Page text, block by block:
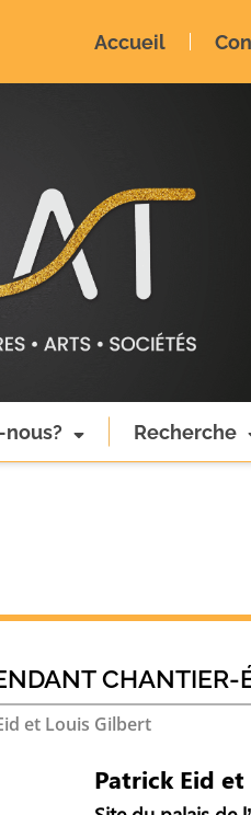
Accueil
Recherche
CHANTIER-
et Louis Gilbert
Patrick Eid